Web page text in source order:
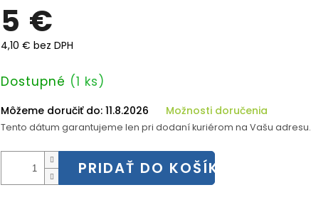
5 €
4,10 € bez DPH
Jednotková
Dostupné (1 ks)
Môžeme doručiť do: 11.8.2026 Možnosti doručenia
Tento dátum garantujeme len pri dodaní kuriérom na Vašu adresu.
PRIDAŤ DO KOŠÍKA